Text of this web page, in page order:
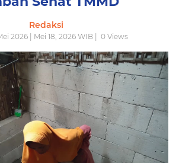
Redaksi
2026 | Mei 18, 2026 WIB | 0 Views